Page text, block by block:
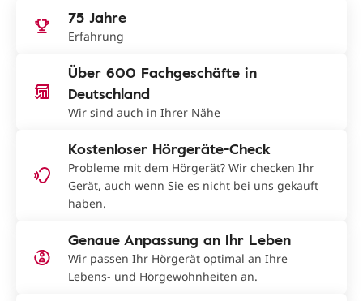
75 Jahre
Erfahrung
Über 600 Fachgeschäfte in
Deutschland
Wir sind auch in Ihrer Nähe
Kostenloser Hörgeräte-Check
Probleme mit dem Hörgerät? Wir checken Ihr
Gerät, auch wenn Sie es nicht bei uns gekauft
haben.
Genaue Anpassung an Ihr Leben
Wir passen Ihr Hörgerät optimal an Ihre
Lebens- und Hörgewohnheiten an.